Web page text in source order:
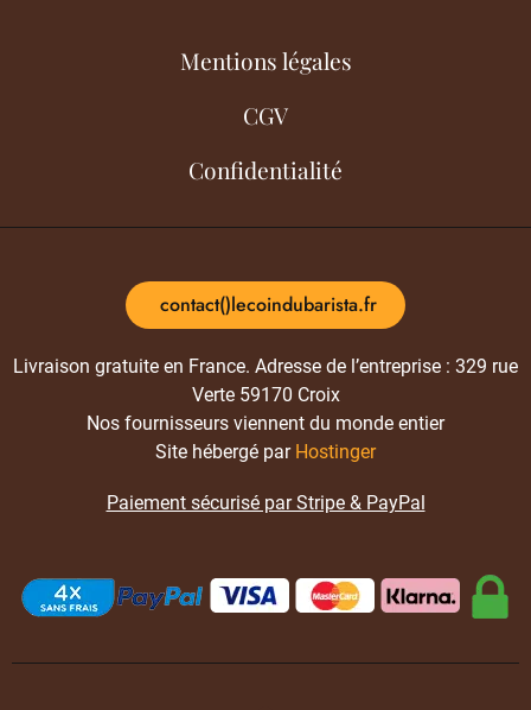
Mentions légales
CGV
Confidentialité
contact()lecoindubarista.fr
Livraison gratuite en France. Adresse de l’entreprise : 329 rue
Verte 59170 Croix
Nos fournisseurs viennent du monde entier
Site hébergé par Hostinger
Paiement sécurisé par Stripe & PayPal